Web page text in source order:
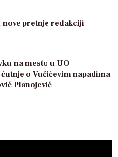
pretnje redakciji
na mesto u UO
o Vučićevim napadima
Planojević